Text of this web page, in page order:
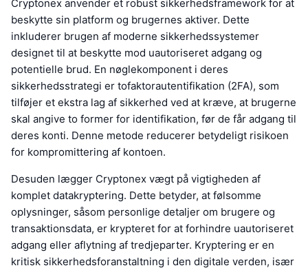
Cryptonex anvender et robust sikkerhedsframework for at
beskytte sin platform og brugernes aktiver. Dette
inkluderer brugen af moderne sikkerhedssystemer
designet til at beskytte mod uautoriseret adgang og
potentielle brud. En nøglekomponent i deres
sikkerhedsstrategi er tofaktorautentifikation (2FA), som
tilføjer et ekstra lag af sikkerhed ved at kræve, at brugerne
skal angive to former for identifikation, før de får adgang til
deres konti. Denne metode reducerer betydeligt risikoen
for kompromittering af kontoen.
Desuden lægger Cryptonex vægt på vigtigheden af
komplet datakryptering. Dette betyder, at følsomme
oplysninger, såsom personlige detaljer om brugere og
transaktionsdata, er krypteret for at forhindre uautoriseret
adgang eller aflytning af tredjeparter. Kryptering er en
kritisk sikkerhedsforanstaltning i den digitale verden, især